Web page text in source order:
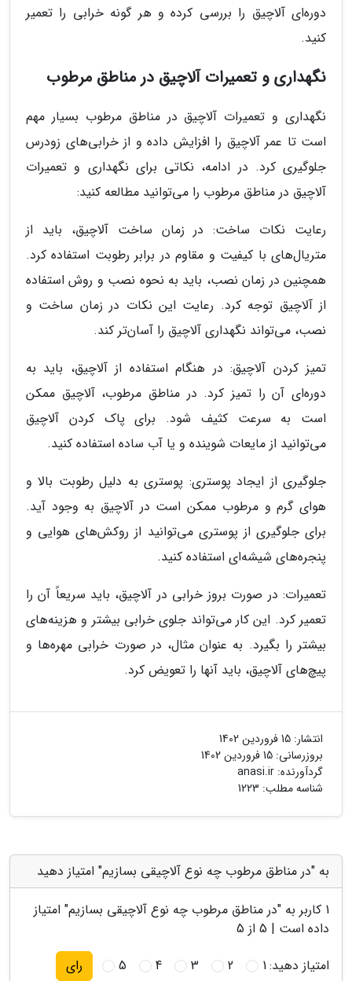
دوره‌ای آلاچیق را بررسی کرده و هر گونه خرابی را تعمیر
کنید.
نگهداری و تعمیرات آلاچیق در مناطق مرطوب
نگهداری و تعمیرات آلاچیق در مناطق مرطوب بسیار مهم
است تا عمر آلاچیق را افزایش داده و از خرابی‌های زودرس
جلوگیری کرد. در ادامه، نکاتی برای نگهداری و تعمیرات
آلاچیق در مناطق مرطوب را می‌توانید مطالعه کنید:
رعایت نکات ساخت: در زمان ساخت آلاچیق، باید از
متریال‌های با کیفیت و مقاوم در برابر رطوبت استفاده کرد.
همچنین در زمان نصب، باید به نحوه نصب و روش استفاده
از آلاچیق توجه کرد. رعایت این نکات در زمان ساخت و
نصب، می‌تواند نگهداری آلاچیق را آسان‌تر کند.
تمیز کردن آلاچیق: در هنگام استفاده از آلاچیق، باید به
دوره‌ای آن را تمیز کرد. در مناطق مرطوب، آلاچیق ممکن
است به سرعت کثیف شود. برای پاک کردن آلاچیق
می‌توانید از مایعات شوینده و یا آب ساده استفاده کنید.
جلوگیری از ایجاد پوستری: پوستری به دلیل رطوبت بالا و
هوای گرم و مرطوب ممکن است در آلاچیق به وجود آید.
برای جلوگیری از پوستری می‌توانید از روکش‌های هوایی و
پنجره‌های شیشه‌ای استفاده کنید.
تعمیرات: در صورت بروز خرابی در آلاچیق، باید سریعاً آن را
تعمیر کرد. این کار می‌تواند جلوی خرابی بیشتر و هزینه‌های
بیشتر را بگیرد. به عنوان مثال، در صورت خرابی مهره‌ها و
پیچ‌های آلاچیق، باید آنها را تعویض کرد.
انتشار: 15 فروردین 1402
بروزرسانی: 15 فروردین 1402
گردآورنده: anasi.ir
شناسه مطلب: 1223
به "در مناطق مرطوب چه نوع آلاچیقی بسازیم" امتیاز دهید
1 کاربر به "در مناطق مرطوب چه نوع آلاچیقی بسازیم" امتیاز
داده است | 5 از 5
امتیاز دهید:1
2
3
4
5 رای